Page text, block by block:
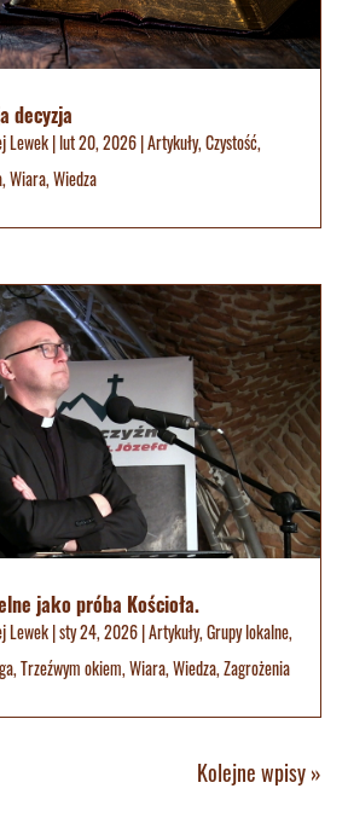
decyzja
Lewek|lut 20, 2026|Artykuły,Czystość,
,Wiara,Wiedza
jako próba Kościoła.
Lewek|sty 24, 2026|Artykuły,Grupy lokalne,
,Trzeźwym okiem,Wiara,Wiedza,Zagrożenia
Kolejne wpisy »